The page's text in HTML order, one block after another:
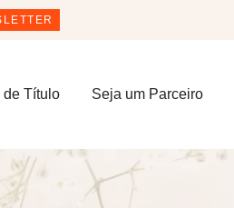
de Título Seja um Parceiro